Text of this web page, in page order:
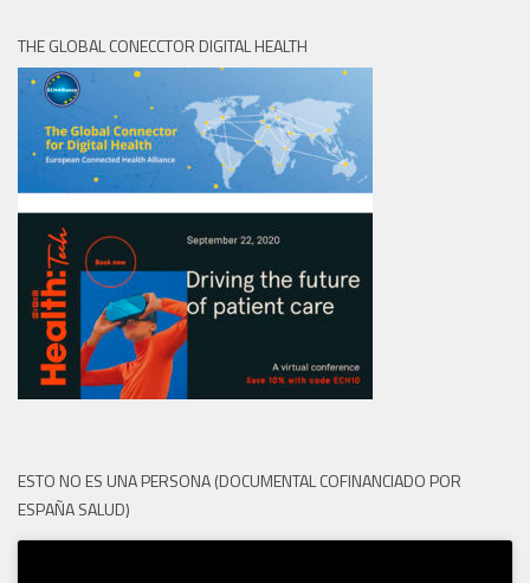
THE GLOBAL CONECCTOR DIGITAL HEALTH
ESTO NO ES UNA PERSONA (DOCUMENTAL COFINANCIADO POR
ESPAÑA SALUD)